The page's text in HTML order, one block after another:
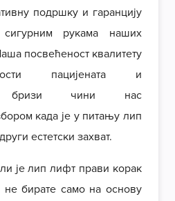
подршку и гаранцију
рукама наших
посвећеност квалитету
пацијената и
бризи чини нас
када је у питању лип
естетски захват.
је лип лифт прави корак
бирате само на основу